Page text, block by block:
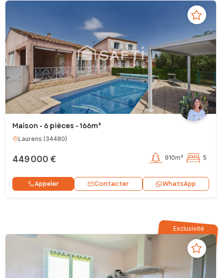
Maison - 6 pièces - 166m²
Laurens (34480)
449 000 € 910m² 5
Appeler Contacter WhatsApp
Exclusivité